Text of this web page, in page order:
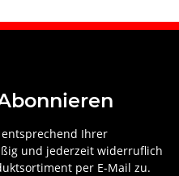
Ihrer
und jederzeit widerruflich
per E-Mail zu.